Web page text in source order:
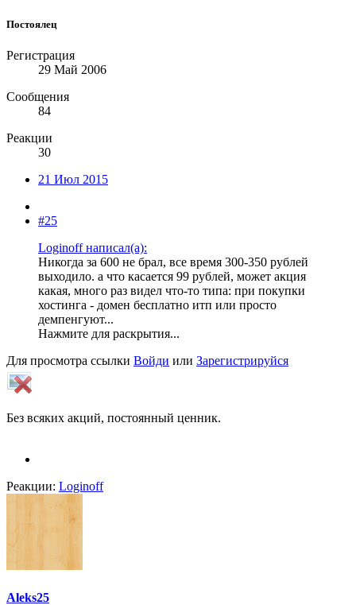
Постоялец
Регистрация
29 Май 2006
Сообщения
84
Реакции
30
21 Июл 2015
#25
Loginoff написал(а):
Никогда за 600 не брал, все время 300-350 рублей
выходило. а что касается 99 рублей, может акция
какая, много раз видел что-то типа: при покупки
хостинга - домен бесплатно итп или просто
демпенгуют...
Нажмите для раскрытия...
Для просмотра ссылки Войди или Зарегистрируйся
Без всяких акций, постоянный ценник.
Реакции: Loginoff
Aleks25